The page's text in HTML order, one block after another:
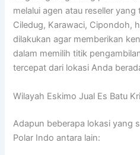
melalui agen atau reseller
Ciledug, Karawaci, Cipondoh,
dilakukan agar memberikan
dalam memilih titik
tercepat dari lokasi Anda
Wilayah Eskimo Jual Es Batu
Adapun beberapa lokasi yang
Polar Indo antara lain: